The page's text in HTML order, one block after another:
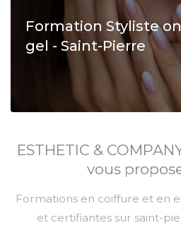
Formation Styliste
gel - Saint-Pierre
ESTHETIC &
vous
Formations en coiffure et en
et certifiantes sur saint-